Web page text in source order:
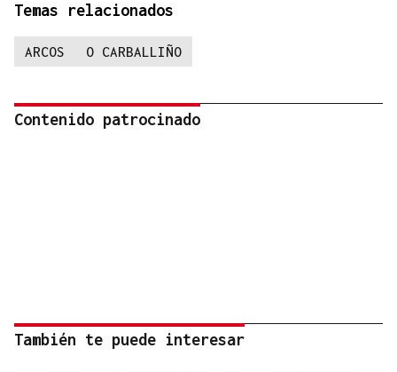
Temas relacionados
ARCOS O CARBALLIÑO
Contenido patrocinado
También te puede interesar